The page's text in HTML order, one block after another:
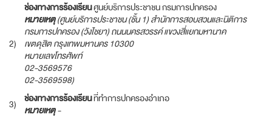
2)
ช่องทางการร้องเรียนศูนย์บริการประชาชน กรมการปกครอง
หมายเหตุ(ศูนย์บริการประชาชน(ชั้น1)สำนักการสอบสวนและนิติการ
กรมการปกครอง(วังไชยา)ถนนนครสวรรค์ แขวงสี่แยกมหานาค
เขตดุสิต กรุงเทพมหานคร 10300
หมายเลขโทรศัพท์
02-3569576
02-3569598)
3)
ช่องทางการร้องเรียนที่ทำการปกครองอำเภอ
หมายเหตุ-